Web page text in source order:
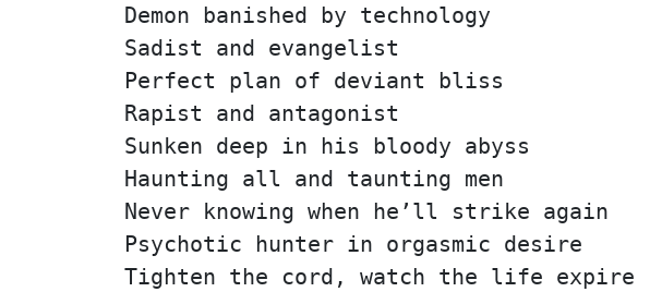
Demon banished by technology
Sadist and evangelist
Perfect plan of deviant bliss
Rapist and antagonist
Sunken deep in his bloody abyss
Haunting all and taunting men
Never knowing when he’ll strike again
Psychotic hunter in orgasmic desire
Tighten the cord, watch the life expire